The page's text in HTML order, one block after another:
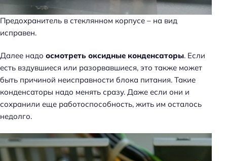
Предохранитель в стеклянном корпусе – на вид
исправен.
Далее надо осмотреть оксидные конденсаторы. Если
есть вздувшиеся или разорвавшиеся, это также может
быть причиной неисправности блока питания. Такие
конденсаторы надо менять сразу. Даже если они и
сохранили еще работоспособность, жить им осталось
недолго.